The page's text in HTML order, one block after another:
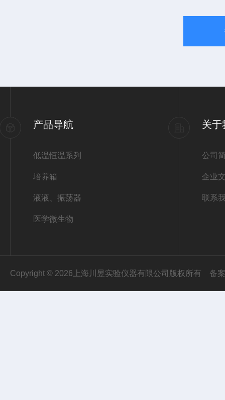
产品导航
低温恒温系列
培养箱
液液、振荡器
医学微生物
关于
公司
企业
联系
Copyright © 2026上海川昱实验仪器有限公司版权所有 备